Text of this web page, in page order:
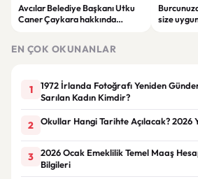
Avcılar Belediye Başkanı Utku
Caner Çaykara hakkında
size
EN ÇOK OKUNANLAR
1
1972 İrlanda Fotoğrafı Yeniden
Sarılan Kadın Kimdir?
2 Okullar Hangi Tarihte Açılacak? 2026
3
2026 Ocak Emeklilik Temel Maaş
Bilgileri